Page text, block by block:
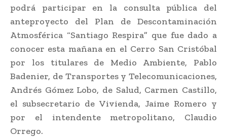
podrá participar en la consulta pública del
anteproyecto del Plan de Descontaminación
Atmosférica “Santiago Respira” que fue dado a
conocer esta mañana en el Cerro San Cristóbal
por los titulares de Medio Ambiente, Pablo
Badenier, de Transportes y Telecomunicaciones,
Andrés Gómez Lobo, de Salud, Carmen Castillo,
el subsecretario de Vivienda, Jaime Romero y
por el intendente metropolitano, Claudio
Orrego.